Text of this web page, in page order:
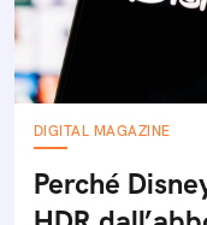
DIGITAL MAGAZINE
Perché